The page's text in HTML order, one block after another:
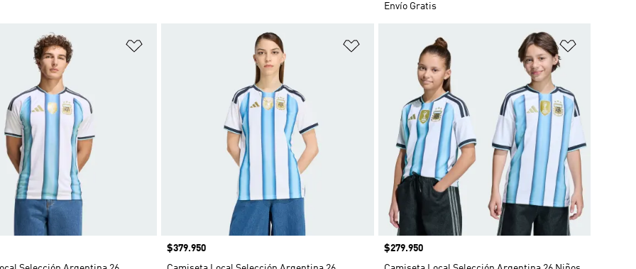
Envío Gratis
de deseos Añadir a la lista de deseos Añadir a la lista de deseos
Precio
$379.950
Precio
$279.950